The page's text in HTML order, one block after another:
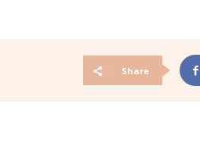
Share